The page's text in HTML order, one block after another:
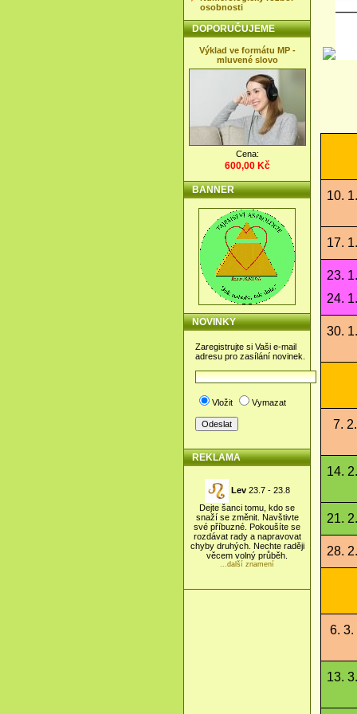
osobnosti
DOPORUČUJEME
Výklad ve formátu MP -
mluvené slovo
Cena:
600,00 Kč
BANNER
NOVINKY
Zaregistrujte si Vaši e-mail
adresu pro zasílání novinek.
Vložit Vymazat
REKLAMA
Lev23.7 - 23.8
Dejte šanci tomu, kdo se
snaží se změnit. Navštivte
své příbuzné. Pokoušíte se
rozdávat rady a napravovat
chyby druhých. Nechte raději
věcem volný průběh.
...další znamení
10.
17.
23.
24.
30.
7.
14.
21.
28.
6. 3.
13.